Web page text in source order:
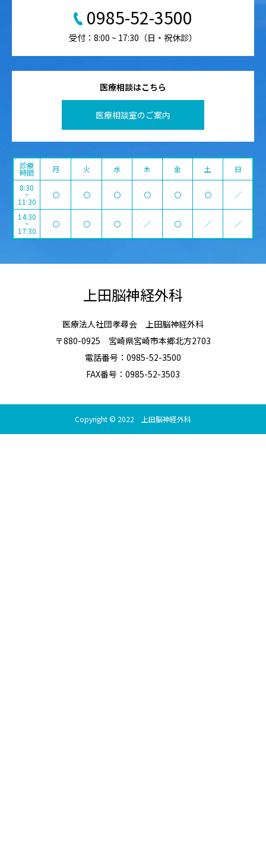
医療相談はこちら
医療相談室のご案内
0985-52-3500
受付：8:00 ~ 17:30（日・祝休診）
診療
時間 月 火 水 木 金 土
日
8:30
~
11:30
〇 〇 〇 〇 〇 〇 ／
14:30
~
17:30
〇 〇 〇 ／ 〇 ／ ／
上田脳神経外科
医療法人社団孝尋会 上田脳神経外科
〒880-0925 宮崎県宮崎市本郷北方2703
電話番号：0985-52-3500
FAX番号：0985-52-3503
Copyright © 2022 上田脳神経外科